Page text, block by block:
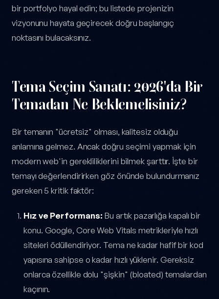
bir portfolyo hayal edin; bu listede projenizin
vizyonunu hayata geçirecek doğru başlangıç
noktasını bulacaksınız.
Tema Seçim Sanatı: 2026'da Bir
Temadan Ne Beklemelisiniz?
Bir temanın "ücretsiz" olması, kalitesiz olduğu
anlamına gelmez. Ancak doğru seçimi yapmak için
modern web'in gerekliliklerini bilmek şarttır. İşte bir
temayı değerlendirirken göz önünde bulundurmanız
gereken 5 kritik faktör:
Hız ve Performans: Bu artık pazarlığa kapalı bir
konu. Google, Core Web Vitals metrikleriyle hızlı
siteleri ödüllendiriyor. Tema ne kadar hafif bir kod
yapısına sahipse o kadar hızlı yüklenir. Gereksiz
onlarca özellikle dolu "şişkin" (bloated) temalardan
kaçının.